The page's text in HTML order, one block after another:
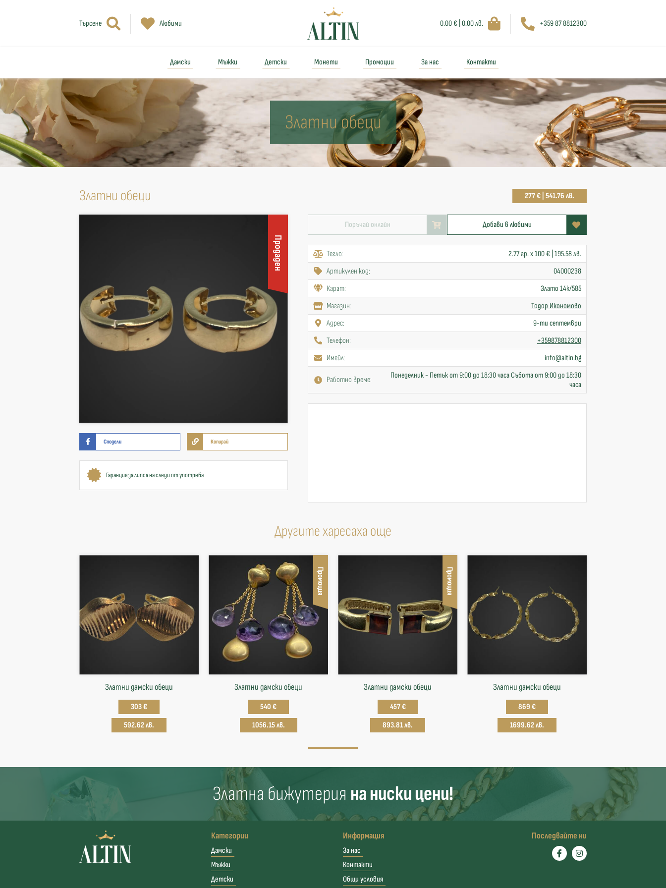
Търсене Любими 0.00 € | 0.00 лв. +359 87 8812300
Дамски Мъжки Детски Монети Промоции За нас Контакти
Златни обеци
Златни обеци 277 € | 541.76 лв.
Продаден
Сподели Копирай
Гаранция за липса на следи от употреба
Поръчай онлайн Добави в любими
Тегло:
2.77 гр. x 100 € | 195.58 лв.
Артикулен код:
04000238
Карат:
Злато 14к/585
Mагазин:
Тодор Икономово
Адрес:
9-ти септември
Телефон:
+359878812300
Имейл:
info@altin.bg
Работно време:
Понеделник - Петък от 9:00 до 18:30 часа Събота от 9:00 до 18:30
часа
Другите харесаха още
Златни дамски обеци
303 €
592.62 лв.
Промоция
Златни дамски обеци
540 €
1056.15 лв.
Промоция
Златни дамски обеци
457 €
893.81 лв.
Златни дамски обеци
869 €
1699.62 лв.
Златна бижутерия на ниски цени!
Категории
Дамски
Мъжки
Детски
Информация
За нас
Контакти
Общи условия
Последвайте ни